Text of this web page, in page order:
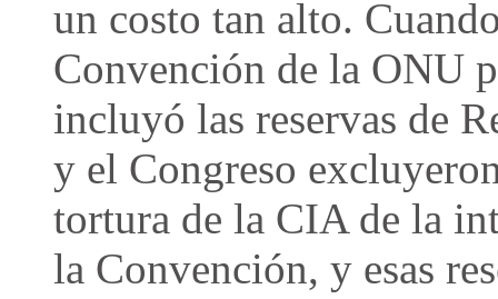
un costo tan alto.
Convención de la ONU
incluyó las reservas de
y el Congreso
tortura de la CIA de la
la Convención, y esas